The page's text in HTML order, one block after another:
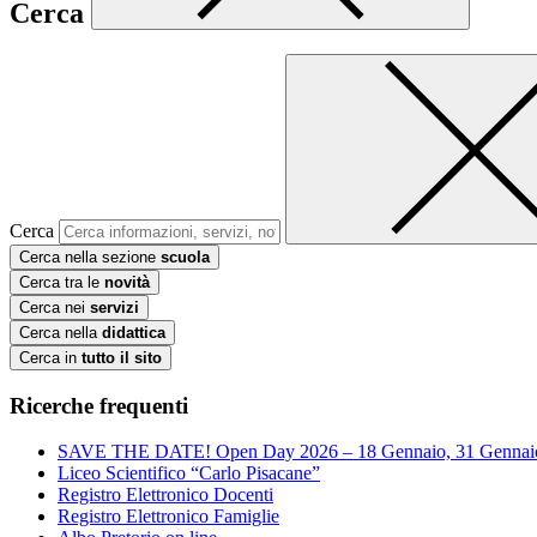
Cerca
Cerca
Cerca nella sezione scuola
Cerca tra le novità
Cerca nei servizi
Cerca nella didattica
Cerca in tutto il sito
Ricerche frequenti
SAVE THE DATE! Open Day 2026 – 18 Gennaio, 31
Liceo Scientifico “Carlo Pisacane”
Registro Elettronico Docenti
Registro Elettronico Famiglie